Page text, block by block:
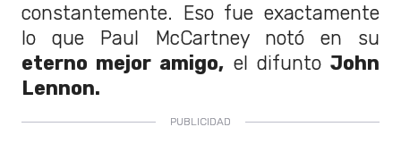
constantemente. Eso fue exactamente
lo que Paul McCartney notó en su
eterno mejor amigo, el difuntoJohn
Lennon.